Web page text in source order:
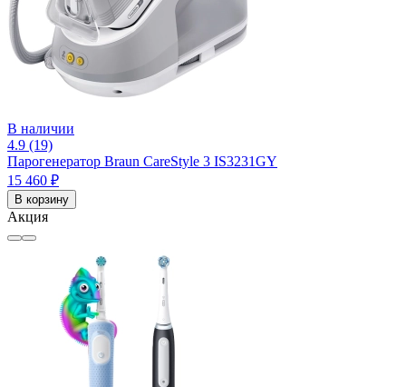
В наличии
4.9 (19)
Парогенератор Braun CareStyle 3 IS3231GY
15 460 ₽
В корзину
Акция